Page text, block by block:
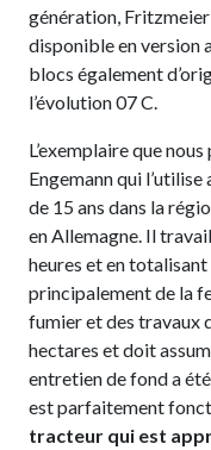
génération,
disponible en version
blocs également
l’évolution 07 C.
L’exemplaire que
Engemann qui
de 15 ans dans la
en Allemagne. Il
heures et en
principalement de la
fumier et des travaux
hectares et doit
entretien de fond a
est parfaitement
tracteur qui est